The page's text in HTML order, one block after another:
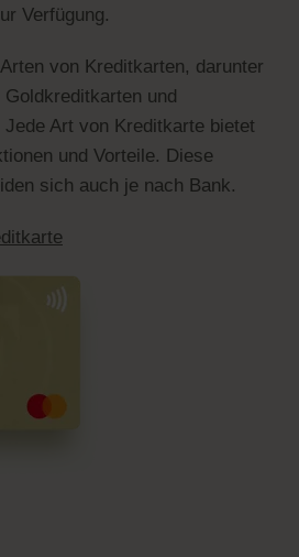
Verfügung.
von Kreditkarten, darunter
und
Art von Kreditkarte bietet
und Vorteile. Diese
sich auch je nach Bank.